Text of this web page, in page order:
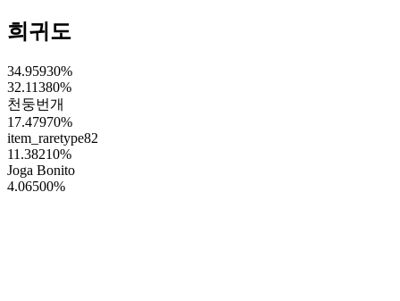
희귀도
34.95930%
32.11380%
천둥번개
17.47970%
item_raretype82
11.38210%
Joga Bonito
4.06500%